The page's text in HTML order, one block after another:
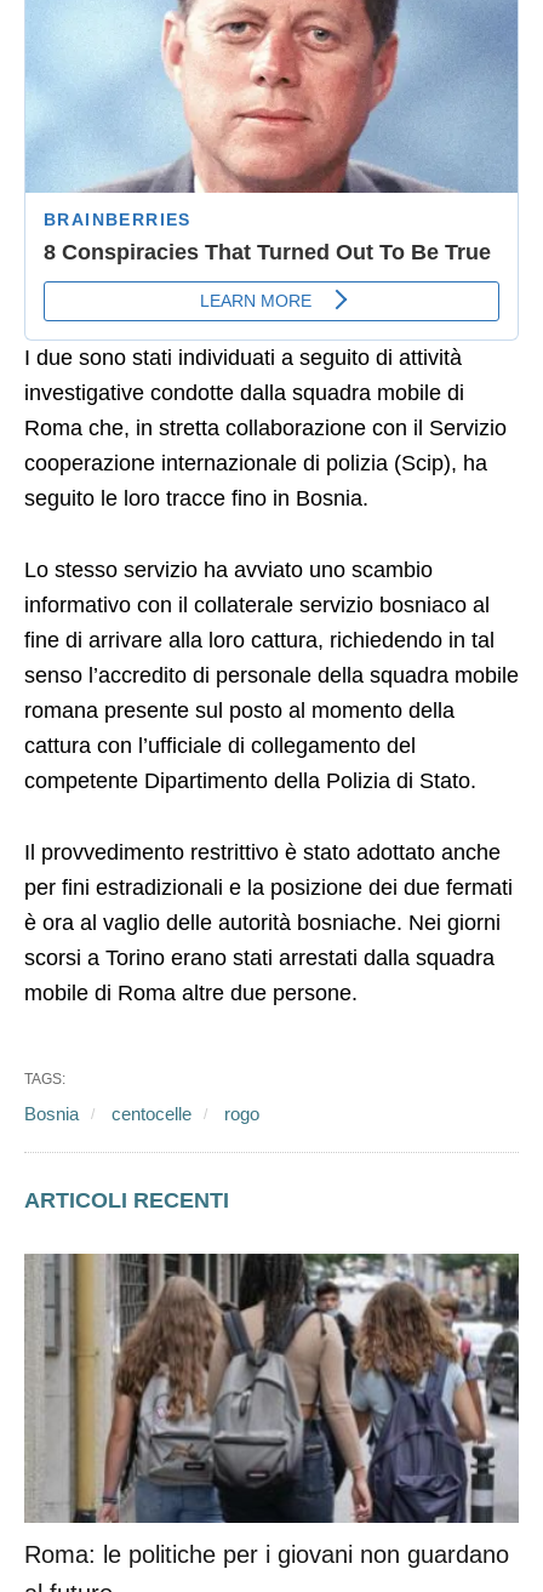
I due sono stati individuati a seguito di attività
investigative condotte dalla squadra mobile di
Roma che, in stretta collaborazione con il Servizio
cooperazione internazionale di polizia (Scip), ha
seguito le loro tracce fino in Bosnia.
Lo stesso servizio ha avviato uno scambio
informativo con il collaterale servizio bosniaco al
fine di arrivare alla loro cattura, richiedendo in tal
senso l’accredito di personale della squadra mobile
romana presente sul posto al momento della
cattura con l’ufficiale di collegamento del
competente Dipartimento della Polizia di Stato.
Il provvedimento restrittivo è stato adottato anche
per fini estradizionali e la posizione dei due fermati
è ora al vaglio delle autorità bosniache. Nei giorni
scorsi a Torino erano stati arrestati dalla squadra
mobile di Roma altre due persone.
TAGS:
Bosnia centocelle rogo
ARTICOLI RECENTI
Roma: le politiche per i giovani non guardano